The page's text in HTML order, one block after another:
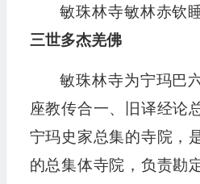
敏珠林寺敏林赤钦
三世多杰羌佛
敏珠林寺为宁玛巴
座教传合一、旧译经论
宁玛史家总集的寺院，
的总集体寺院，负责勘